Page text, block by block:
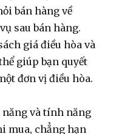
bán hàng về
sau bán hàng.
giá điều hòa và
giúp bạn quyết
đơn vị điều hòa.
năng và tính năng
mua, chẳng hạn